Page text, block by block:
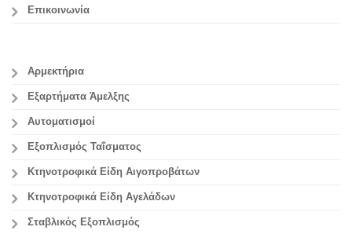
Επικοινωνία
Αρμεκτήρια
Εξαρτήματα Άμελξης
Αυτοματισμοί
Εξοπλισμός Ταΐσματος
Κτηνοτροφικά Είδη Αιγοπροβάτων
Κτηνοτροφικά Είδη Αγελάδων
Σταβλικός Εξοπλισμός